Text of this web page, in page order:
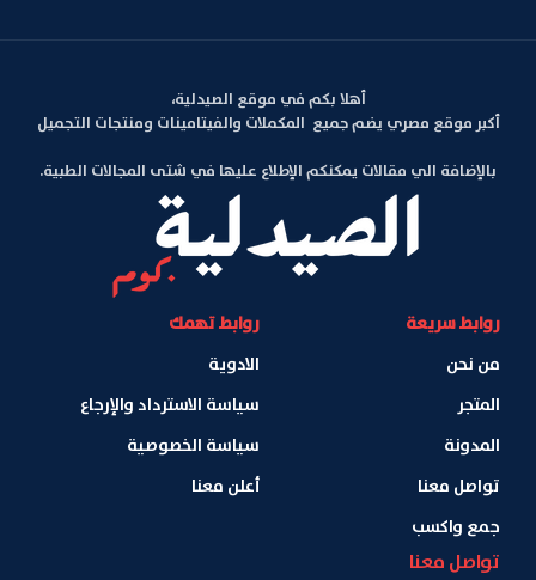
أهلا بكم في موقع الصيدلية،
أكبر موقع مصري يضم جميع المكملات والفيتامينات ومنتجات التجميل
بالإضافة الي مقالات يمكنكم الإطلاع عليها في شتى المجالات الطبية.
روابط سريعة
من نحن
المتجر
المدونة
تواصل معنا
جمع واكسب
روابط تهمك
الادوية
سياسة الاسترداد والإرجاع
سياسة الخصوصية
أعلن معنا
تواصل معنا